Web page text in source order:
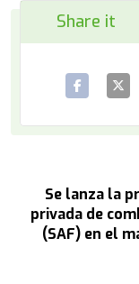
Se lanza la
privada de
(SAF) en el